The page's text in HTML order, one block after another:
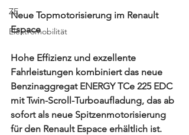
ZE
Elektromobilität
Neue Topmotorisierung im Renault
Espace
Hohe Effizienz und exzellente
Fahrleistungen kombiniert das neue
Benzinaggregat ENERGY TCe 225 EDC
mit Twin-Scroll-Turboaufladung, das ab
sofort als neue Spitzenmotorisierung
für den Renault Espace erhältlich ist.